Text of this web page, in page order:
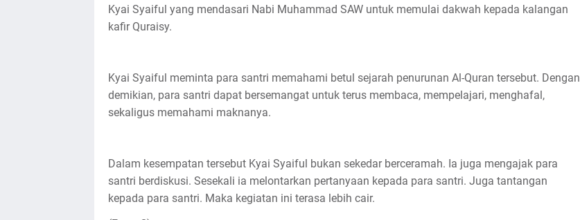
Kyai Syaiful yang mendasari Nabi Muhammad SAW untuk memulai dakwah kepada kalangan
kafir Quraisy.
Kyai Syaiful meminta para santri memahami betul sejarah penurunan Al-Quran tersebut. Dengan
demikian, para santri dapat bersemangat untuk terus membaca, mempelajari, menghafal,
sekaligus memahami maknanya.
Dalam kesempatan tersebut Kyai Syaiful bukan sekedar berceramah. Ia juga mengajak para
santri berdiskusi. Sesekali ia melontarkan pertanyaan kepada para santri. Juga tantangan
kepada para santri. Maka kegiatan ini terasa lebih cair.